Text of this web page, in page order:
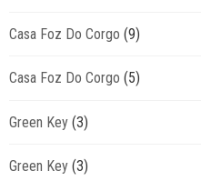
Casa Foz Do Corgo (9)
Casa Foz Do Corgo (5)
Green Key (3)
Green Key (3)